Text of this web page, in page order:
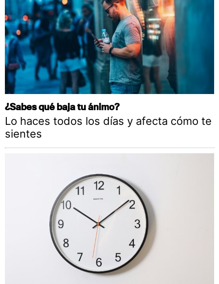
¿Sabes qué baja tu ánimo?
Lo haces todos los días y afecta cómo te
sientes